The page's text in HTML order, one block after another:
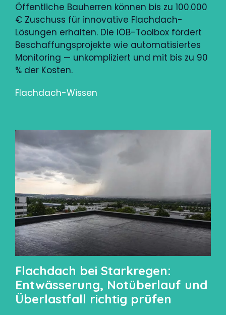
Öffentliche Bauherren können bis zu 100.000
€ Zuschuss für innovative Flachdach-
Lösungen erhalten. Die IÖB-Toolbox fördert
Beschaffungsprojekte wie automatisiertes
Monitoring — unkompliziert und mit bis zu 90
% der Kosten.
Flachdach-Wissen
Flachdach bei Starkregen:
Entwässerung, Notüberlauf und
Überlastfall richtig prüfen